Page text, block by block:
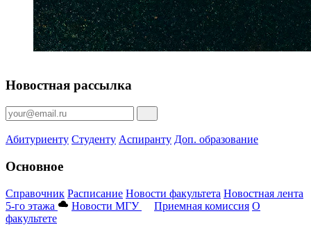
Новостная рассылка
Абитуриенту Студенту Аспиранту Доп. образование
Основное
Справочник Расписание Новости факультета Новостная лента
5-го этажа
Новости МГУ Приемная комиссия О
факультете